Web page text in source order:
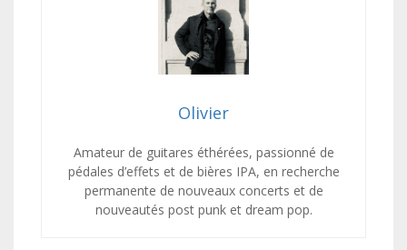
Olivier
Amateur de guitares éthérées, passionné de
pédales d’effets et de bières IPA, en recherche
permanente de nouveaux concerts et de
nouveautés post punk et dream pop.